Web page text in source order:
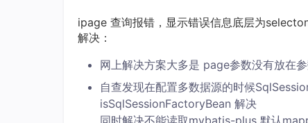
ipage 查询报错，显示错误信息底层为
解决：
网上解决方案大多是 page参数没有放在参
自查发现在配置多数据源的时候
isSqlSessionFactoryBean 解决
同时解决不能读取mybatis-plus 默认